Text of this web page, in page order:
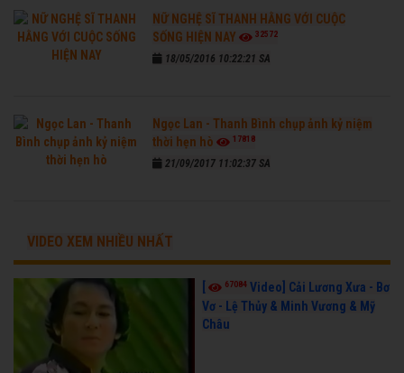
NỮ NGHỆ SĨ THANH HẰNG VỚI CUỘC
SỐNG HIỆN NAY
32572
18/05/2016 10:22:21 SA
Ngọc Lan - Thanh Bình chụp ảnh kỷ niệm
thời hẹn hò
17818
21/09/2017 11:02:37 SA
VIDEO XEM NHIỀU NHẤT
[ 67084 Video] Cải Lương Xưa - Bơ
Vơ - Lệ Thủy & Minh Vương & Mỹ
Châu